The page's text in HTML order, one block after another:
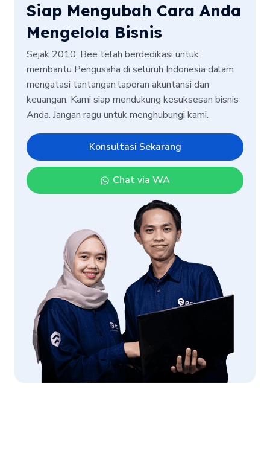
Siap Mengubah Cara Anda
Mengelola Bisnis
Sejak 2010, Bee telah berdedikasi untuk
membantu Pengusaha di seluruh Indonesia dalam
mengatasi tantangan laporan akuntansi dan
keuangan. Kami siap mendukung kesuksesan bisnis
Anda. Jangan ragu untuk menghubungi kami.
Konsultasi Sekarang
Chat via WA